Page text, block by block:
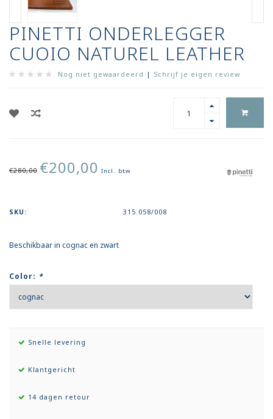
PINETTI ONDERLEGGER
CUOIO NATUREL LEATHER
Nog niet gewaardeerd | Schrijf je eigen review
€280,00 €200,00 Incl. btw
SKU: 315.058/008
Beschikbaar in cognac en zwart
Color: *
Snelle levering
Klantgericht
14 dagen retour